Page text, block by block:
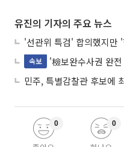
유진의 기자의 주요 뉴스
속보
'檢보완수사권 완전 폐지'
0 0